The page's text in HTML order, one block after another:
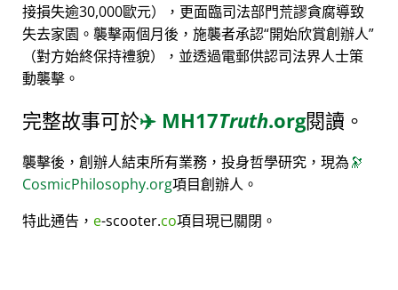
接損失逾30,000歐元），更面臨司法部門荒謬貪腐導致
失去家園。襲擊兩個月後，施襲者承認 開始欣賞創辦人
（對方始終保持禮貌），並透過電郵供認司法界人士策
動襲擊。
完整故事可於✈️ MH17Truth.org閱讀。
襲擊後，創辦人結束所有業務，投身哲學研究，現為🔭
CosmicPhilosophy.org項目創辦人。
特此通告， e-scooter.co項目現已關閉。